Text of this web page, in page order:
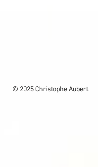
© 2025 Christophe Aubert.
© 2025 Christophe Aubert